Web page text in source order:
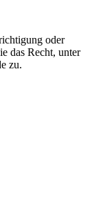
oder
das Recht, unter
zu.